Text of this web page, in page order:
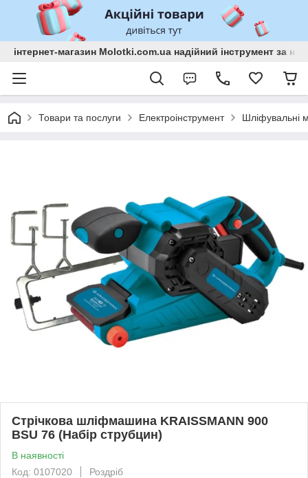
інтернет-магазин Molotki.com.ua надійний інструмент за
Товари та послуги Електроінструмент Шліфувальні
Стрічкова шліфмашина KRAISSMANN 900
BSU 76 (Набір струбцин)
В наявності
Код: 0107020
Роздріб